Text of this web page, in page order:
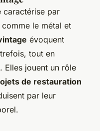
caractérise par
le métal et
évoquent
tout en
Elles jouent un rôle
de restauration
par leur